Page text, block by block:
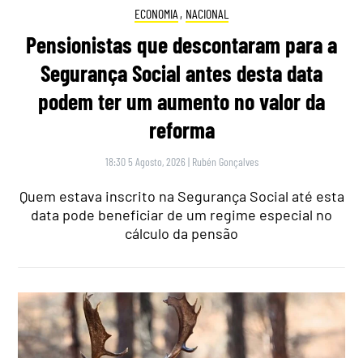
ECONOMIA , NACIONAL
Pensionistas que descontaram para a
Segurança Social antes desta data
podem ter um aumento no valor da
reforma
18:30 5 Agosto, 2026 | Rubén Gonçalves
Quem estava inscrito na Segurança Social até esta
data pode beneficiar de um regime especial no
cálculo da pensão